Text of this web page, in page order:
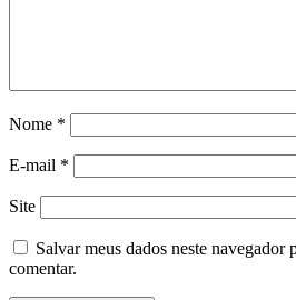
Nome *
E-mail *
Site
Salvar meus dados neste navegador
comentar.